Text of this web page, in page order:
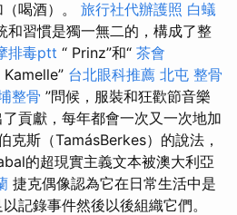
喝酒）。 旅行社代辦護照 白蟻
和習慣是獨一無二的，構成了整
排毒ptt “ Prinz”和“ 茶會
Kamelle” 台北眼科推薦 北屯 整骨
整骨 ”問候，服裝和狂歡節音樂
貢獻，每年都會一次又一次地加
克斯（TamásBerkes）的說法，
的超現實主義文本被澳大利亞
捷克偶像認為它在日常生活中是
記錄事件然後以後組織它們。